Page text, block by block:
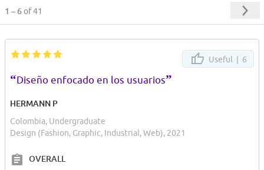
1 – 6of 41
Useful | 6
“Diseño enfocado en los usuarios”
HERMANN P
Colombia, Undergraduate
Design (Fashion, Graphic, Industrial, Web), 2021
OVERALL